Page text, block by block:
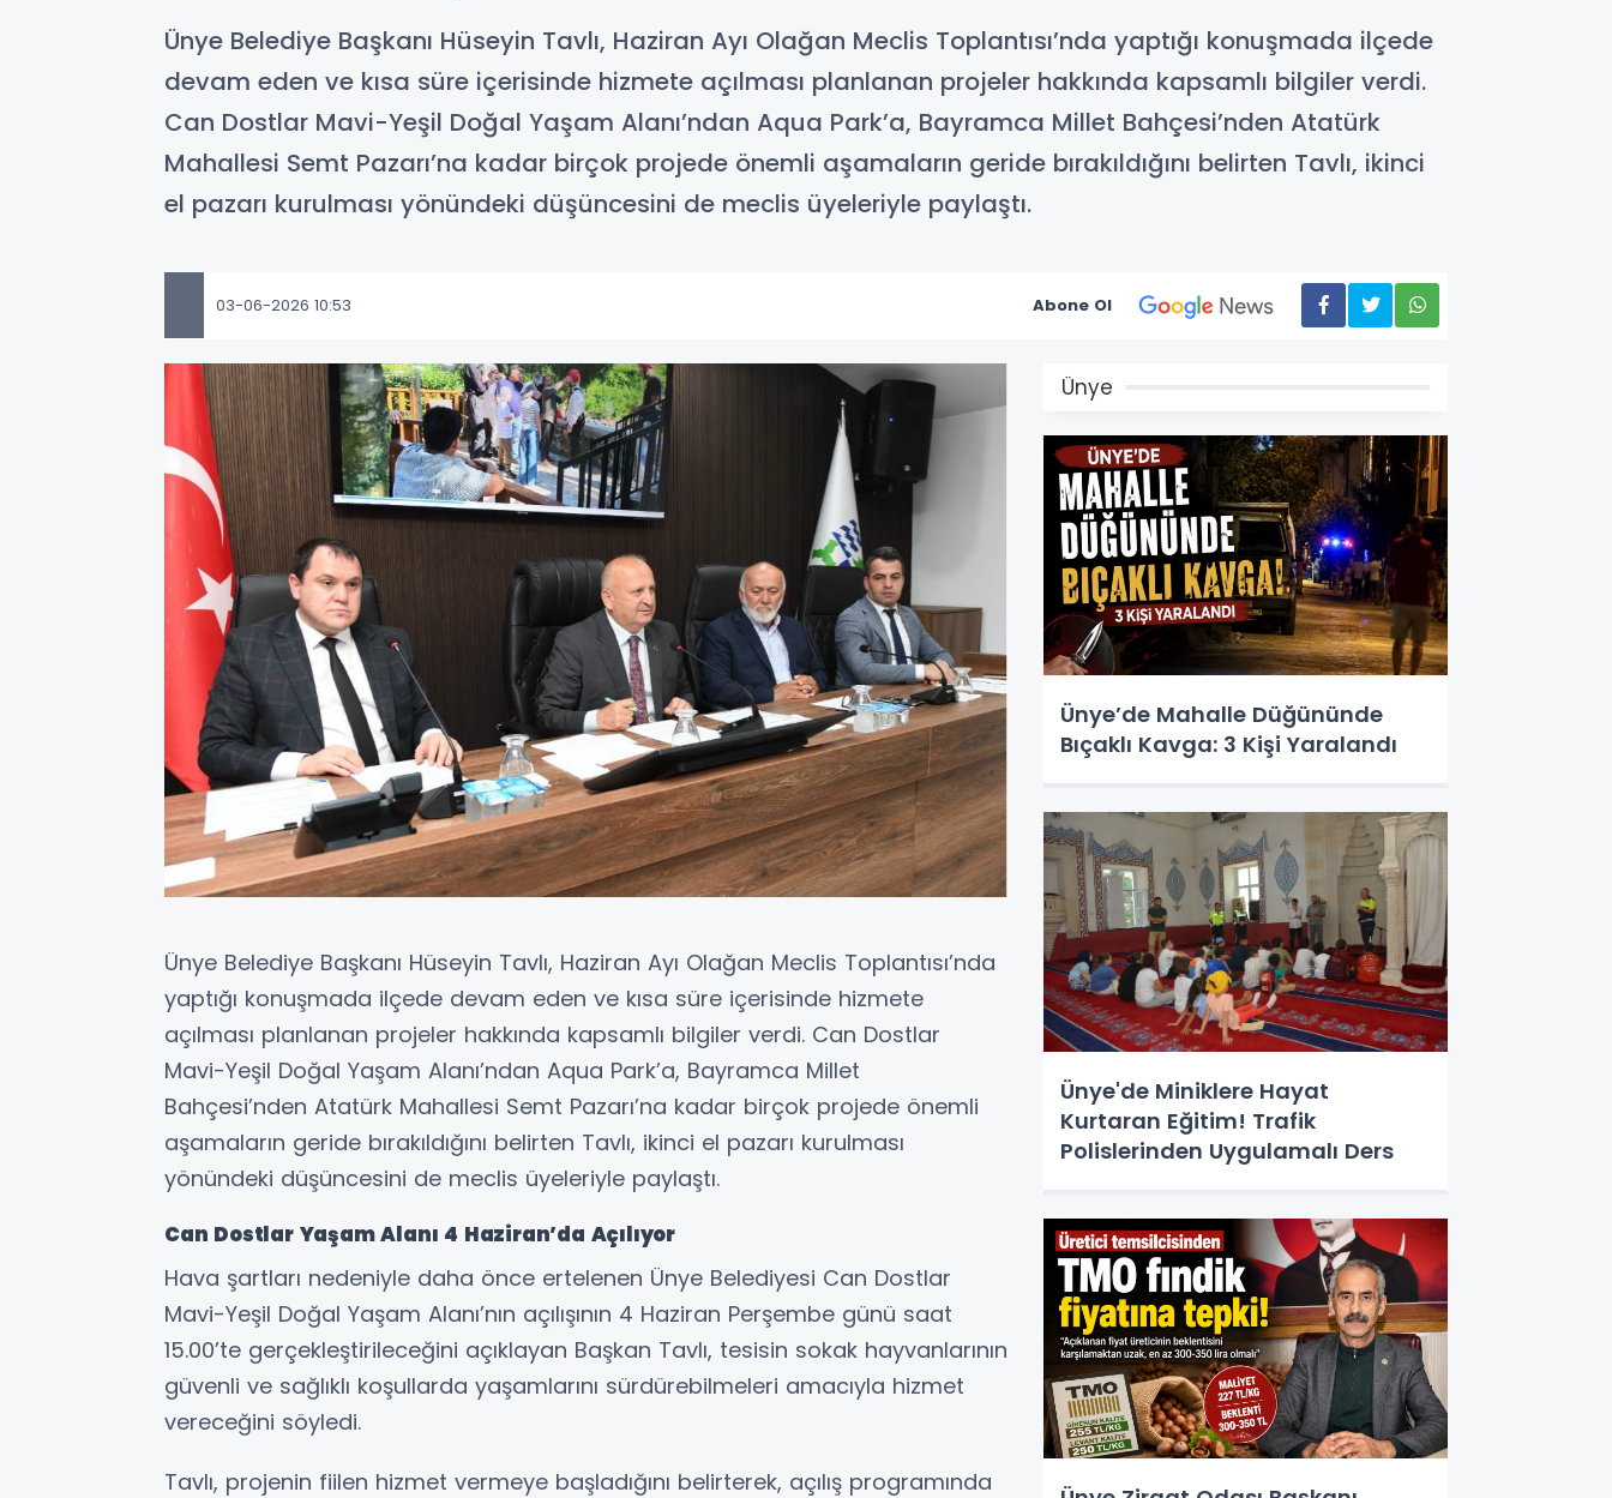
Ünye Belediye Başkanı Hüseyin Tavlı, Haziran Ayı Olağan Meclis Toplantısı’nda yaptığı konuşmada ilçede
devam eden ve kısa süre içerisinde hizmete açılması planlanan projeler hakkında kapsamlı bilgiler verdi.
Can Dostlar Mavi-Yeşil Doğal Yaşam Alanı’ndan Aqua Park’a, Bayramca Millet Bahçesi’nden Atatürk
Mahallesi Semt Pazarı’na kadar birçok projede önemli aşamaların geride bırakıldığını belirten Tavlı, ikinci
el pazarı kurulması yönündeki düşüncesini de meclis üyeleriyle paylaştı.
03-06-2026 10:53 Abone Ol
Ünye Belediye Başkanı Hüseyin Tavlı, Haziran Ayı Olağan Meclis Toplantısı’nda
yaptığı konuşmada ilçede devam eden ve kısa süre içerisinde hizmete
açılması planlanan projeler hakkında kapsamlı bilgiler verdi. Can Dostlar
Mavi-Yeşil Doğal Yaşam Alanı’ndan Aqua Park’a, Bayramca Millet
Bahçesi’nden Atatürk Mahallesi Semt Pazarı’na kadar birçok projede önemli
aşamaların geride bırakıldığını belirten Tavlı, ikinci el pazarı kurulması
yönündeki düşüncesini de meclis üyeleriyle paylaştı.
Can Dostlar Yaşam Alanı 4 Haziran’da Açılıyor
Hava şartları nedeniyle daha önce ertelenen Ünye Belediyesi Can Dostlar
Mavi-Yeşil Doğal Yaşam Alanı’nın açılışının 4 Haziran Perşembe günü saat
15.00’te gerçekleştirileceğini açıklayan Başkan Tavlı, tesisin sokak hayvanlarının
güvenli ve sağlıklı koşullarda yaşamlarını sürdürebilmeleri amacıyla hizmet
vereceğini söyledi.
Tavlı, projenin fiilen hizmet vermeye başladığını belirterek, açılış programında
Ünye
Ünye’de Mahalle Düğününde
Bıçaklı Kavga: 3 Kişi Yaralandı
Ünye'de Miniklere Hayat
Kurtaran Eğitim! Trafik
Polislerinden Uygulamalı Ders